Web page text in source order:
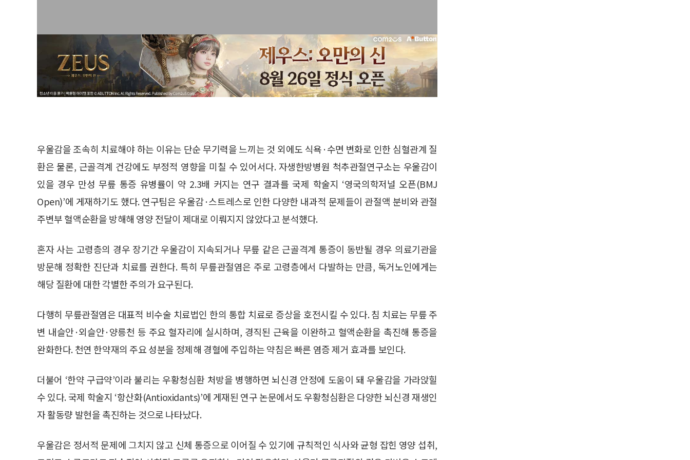
우울감을 조속히 치료해야 하는 이유는 단순 무기력을 느끼는 것 외에도 식욕·수면 변화로 인한 심혈관계 질
환은 물론, 근골격계 건강에도 부정적 영향을 미칠 수 있어서다. 자생한방병원 척추관절연구소는 우울감이
있을 경우 만성 무릎 통증 유병률이 약 2.3배 커지는 연구 결과를 국제 학술지 ‘영국의학저널 오픈(BMJ
Open)’에 게재하기도 했다. 연구팀은 우울감·스트레스로 인한 다양한 내과적 문제들이 관절액 분비와 관절
주변부 혈액순환을 방해해 영양 전달이 제대로 이뤄지지 않았다고 분석했다.
혼자 사는 고령층의 경우 장기간 우울감이 지속되거나 무릎 같은 근골격계 통증이 동반될 경우 의료기관을
방문해 정확한 진단과 치료를 권한다. 특히 무릎관절염은 주로 고령층에서 다발하는 만큼, 독거노인에게는
해당 질환에 대한 각별한 주의가 요구된다.
다행히 무릎관절염은 대표적 비수술 치료법인 한의 통합 치료로 증상을 호전시킬 수 있다. 침 치료는 무릎 주
변 내슬안·외슬안·양릉천 등 주요 혈자리에 실시하며, 경직된 근육을 이완하고 혈액순환을 촉진해 통증을
완화한다. 천연 한약재의 주요 성분을 정제해 경혈에 주입하는 약침은 빠른 염증 제거 효과를 보인다.
더불어 ‘한약 구급약’이라 불리는 우황청심환 처방을 병행하면 뇌신경 안정에 도움이 돼 우울감을 가라앉힐
수 있다. 국제 학술지 ‘항산화(Antioxidants)’에 게재된 연구 논문에서도 우황청심환은 다양한 뇌신경 재생인
자 활동량 발현을 촉진하는 것으로 나타났다.
우울감은 정서적 문제에 그치지 않고 신체 통증으로 이어질 수 있기에 규칙적인 식사와 균형 잡힌 영양 섭취,